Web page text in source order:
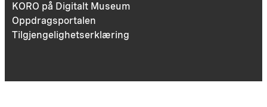
KORO på Digitalt Museum
Oppdragsportalen
Tilgjengelighetserklæring